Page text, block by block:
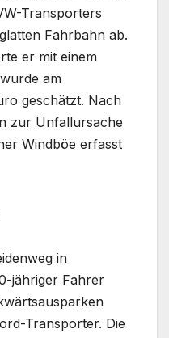
Transporters
Fahrbahn ab.
er mit einem
am
geschätzt. Nach
zur Unfallursache
Windböe erfasst
in
jähriger Fahrer
Transporter. Die